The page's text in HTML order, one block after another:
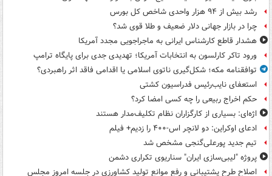
رشد بیش از ۹۴ هزار واحدی شاخص کل بورس
چرا در بازار جهانی دلار ضعیف و طلا قوی شد؟
هشدار قاطع کارشناس ایرانی به ماجراجویی مجدد آمریکا
ورود تاکر کارلسون به انتخابات آمریکا؛ تهدیدی جدی برای پایگاه ترامپ
توافقنامه مکه؛ شکل‌گیری ناتوی اسلامی یا اقدامی فاقد اثر راهبردی؟
استعفای نایب‌رئیس فدراسیون کشتی
حکم اخراج ربیعی را چه کسی امضا کرد؟
اژه‌ای: بسیاری از کارگزاران نظام تکلیف‌مدار هستند
ادعای اوکراین: دو لانچر اس-۴۰۰ را زدیم+ فیلم
تیم جدید پورعلی‌گنجی مشخص شد
پروژه "لیبی‌سازی ایران" سناریوی تکراری دشمن
اصلاح طرح پشتیبانی و رفع موانع تولید کشاورزی در جلسه امروز مجلس